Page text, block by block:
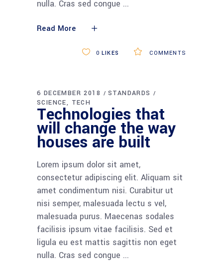
nulla. Cras sed congue
Read More
COMMENTS
0 LIKES
6 DECEMBER 2018
STANDARDS
SCIENCE
TECH
Technologies that
will change the way
houses are built
Lorem ipsum dolor sit amet,
consectetur adipiscing elit. Aliquam sit
amet condimentum nisi. Curabitur ut
nisi semper, malesuada lectu s vel,
malesuada purus. Maecenas sodales
facilisis ipsum vitae facilisis. Sed et
ligula eu est mattis sagittis non eget
nulla. Cras sed congue